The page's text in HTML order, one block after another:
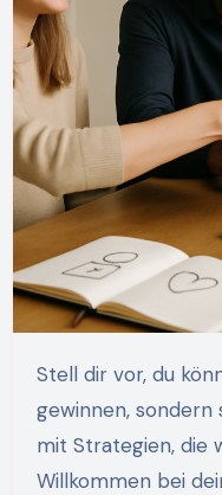
Stell dir vor, du könntest deine Kunden nicht nur
gewinnen,
mit Strategien, die
Willkommen bei